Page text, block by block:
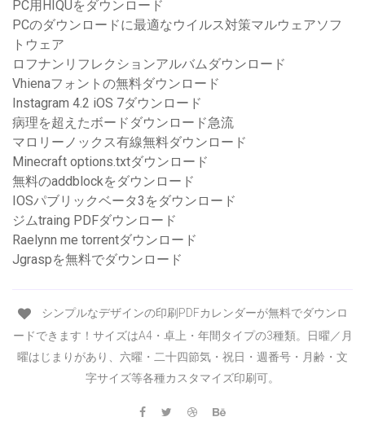
PC用HIQUをダウンロード
PCのダウンロードに最適なウイルス対策マルウェアソフ
トウェア
ロフナンリフレクションアルバムダウンロード
Vhienaフォントの無料ダウンロード
Instagram 4.2 iOS 7ダウンロード
病理を超えたボードダウンロード急流
マロリーノックス有線無料ダウンロード
Minecraft options.txtダウンロード
無料のaddblockをダウンロード
IOSパブリックベータ3をダウンロード
ジムtraing PDFダウンロード
Raelynn me torrentダウンロード
Jgraspを無料でダウンロード
シンプルなデザインの印刷PDFカレンダーが無料でダウンロ
ードできます！サイズはA4・卓上・年間タイプの3種類。日曜／月
曜はじまりがあり、六曜・二十四節気・祝日・週番号・月齢・文
字サイズ等各種カスタマイズ印刷可。